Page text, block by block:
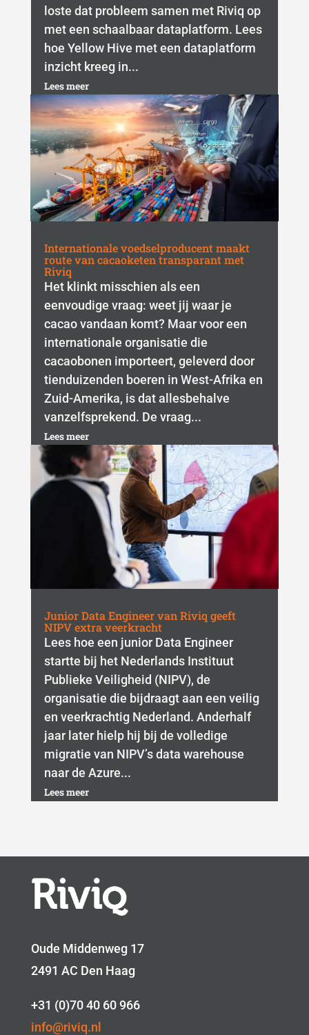
loste dat probleem samen met Riviq op
met een schaalbaar dataplatform. Lees
hoe Yellow Hive met een dataplatform
inzicht kreeg in...
Lees meer
Internationale voedselproducent maakt
route van cacaoketen transparant met
Riviq
Het klinkt misschien als een
eenvoudige vraag: weet jij waar je
cacao vandaan komt? Maar voor een
internationale organisatie die
cacaobonen importeert, geleverd door
tienduizenden boeren in West-Afrika en
Zuid-Amerika, is dat allesbehalve
vanzelfsprekend. De vraag...
Lees meer
Junior Data Engineer van Riviq geeft
NIPV extra veerkracht
Lees hoe een junior Data Engineer
startte bij het Nederlands Instituut
Publieke Veiligheid (NIPV), de
organisatie die bijdraagt aan een veilig
en veerkrachtig Nederland. Anderhalf
jaar later hielp hij bij de volledige
migratie van NIPV’s data warehouse
naar de Azure...
Lees meer
Oude Middenweg 17
2491 AC Den Haag
+31 (0)70 40 60 966
info@riviq.nl